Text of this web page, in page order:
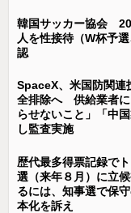
韓国サッカー協会
人を性接待（W杯予
認
SpaceX、米国防関連
全排除へ 供給業者に
らせないこと」「中
し監査実施
歴代最多得票記録で
選（来年８月）に立
るには、知事選で保
本化を訴え